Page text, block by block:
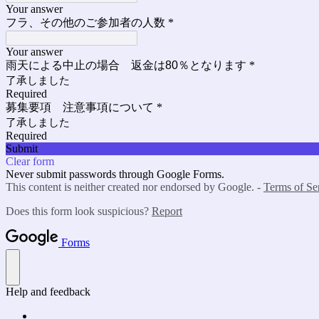
Your answer
フラ、その他のご参加者の人数 *
Your answer
雨天による中止の場合 返金は80％となります *
了承しました
Required
募集要項 注意事項について *
了承しました
Required
Submit
Clear form
Never submit passwords through Google Forms.
This content is neither created nor endorsed by Google. - Terms of
Does this form look suspicious? Report
Forms
Help and feedback